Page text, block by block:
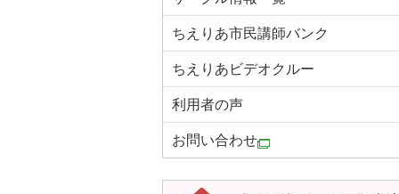
ちえりあ市民講師バンク
ちえりあビデオクルー
利用者の声
お問い合わせ